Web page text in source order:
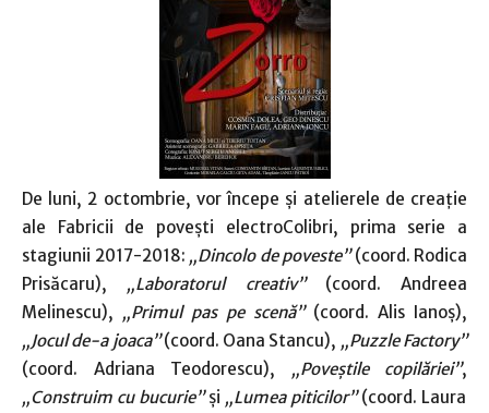
De luni, 2 octombrie, vor începe şi atelierele de creaţie
ale Fabricii de poveşti electroColibri, prima serie a
stagiunii 2017-2018: „Dincolo de poveste”(coord. Rodica
Prisăcaru), „Laboratorul creativ”(coord. Andreea
Melinescu), „Primul pas pe scenă”(coord. Alis Ianoş),
„Jocul de-a joaca”(coord. Oana Stancu), „Puzzle Factory”
(coord. Adriana Teodorescu), „Poveştile copilăriei”,
„Construim cu bucurie”şi „Lumea piticilor”(coord. Laura